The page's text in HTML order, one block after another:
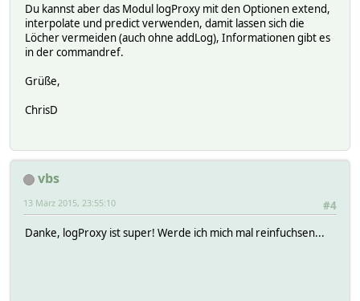
Du kannst aber das Modul logProxy mit den Optionen extend,
interpolate und predict verwenden, damit lassen sich die
Löcher vermeiden (auch ohne addLog), Informationen gibt es
in der commandref.
Grüße,
ChrisD
vbs
#4
13 März 2015, 23:55:10
Danke, logProxy ist super! Werde ich mich mal reinfuchsen...